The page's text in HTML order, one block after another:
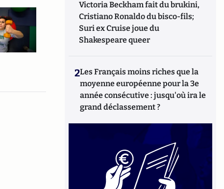
Victoria Beckham fait du brukini,
Cristiano Ronaldo du bisco-fils;
Suri ex Cruise joue du
Shakespeare queer
2Les Français moins riches que la
moyenne européenne pour la 3e
année consécutive : jusqu'où ira le
grand déclassement ?